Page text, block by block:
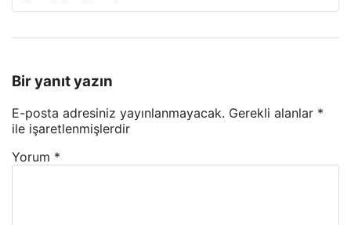
Bir yanıt yazın
E-posta adresiniz yayınlanmayacak. Gerekli alanlar *
ile işaretlenmişlerdir
Yorum *